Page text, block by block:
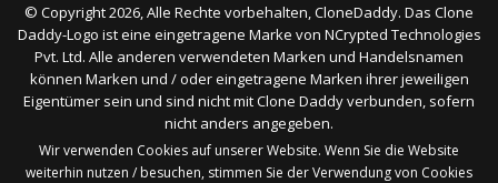
© Copyright 2026, Alle Rechte vorbehalten, CloneDaddy. Das Clone
Daddy-Logo ist eine eingetragene Marke von NCrypted Technologies
Pvt. Ltd. Alle anderen verwendeten Marken und Handelsnamen
können Marken und / oder eingetragene Marken ihrer jeweiligen
Eigentümer sein und sind nicht mit Clone Daddy verbunden, sofern
nicht anders angegeben.
Wir verwenden Cookies auf unserer Website. Wenn Sie die Website
weiterhin nutzen / besuchen, stimmen Sie der Verwendung von Cookies